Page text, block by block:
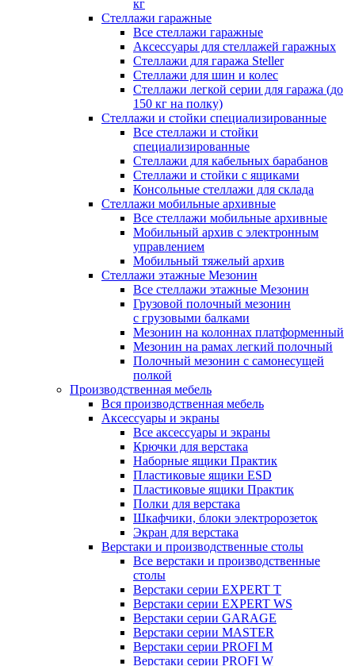
кг
Стеллажи гаражные
Все стеллажи гаражные
Аксессуары для стеллажей гаражных
Стеллажи для гаража Steller
Стеллажи для шин и колес
Стеллажи легкой серии для гаража (до
150 кг на полку)
Стеллажи и стойки специализированные
Все стеллажи и стойки
специализированные
Стеллажи для кабельных барабанов
Стеллажи и стойки с ящиками
Консольные стеллажи для склада
Стеллажи мобильные архивные
Все стеллажи мобильные архивные
Мобильный архив с электронным
управлением
Мобильный тяжелый архив
Стеллажи этажные Мезонин
Все стеллажи этажные Мезонин
Грузовой полочный мезонин
с грузовыми балками
Мезонин на колоннах платформенный
Мезонин на рамах легкий полочный
Полочный мезонин с самонесущей
полкой
Производственная мебель
Вся производственная мебель
Аксессуары и экраны
Все аксессуары и экраны
Крючки для верстака
Наборные ящики Практик
Пластиковые ящики ESD
Пластиковые ящики Практик
Полки для верстака
Шкафчики, блоки электророзеток
Экран для верстака
Верстаки и производственные столы
Все верстаки и производственные
столы
Верстаки серии EXPERT T
Верстаки серии EXPERT WS
Верстаки серии GARAGE
Верстаки серии MASTER
Верстаки серии PROFI M
Верстаки серии PROFI W